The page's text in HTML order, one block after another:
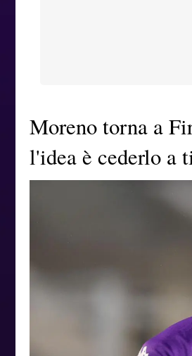
Moreno torna a
l'idea è cederlo a